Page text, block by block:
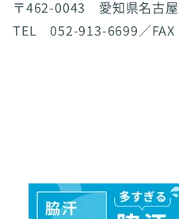
〒462-0043 愛知県名古
TEL 052-913-6699／